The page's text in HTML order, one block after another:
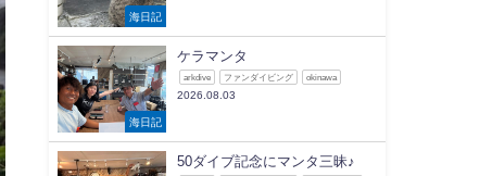
海日記
海日記
ケラマンタ
arkdive ファンダイビング okinawa
2026.08.03
50ダイブ記念にマンタ三昧♪